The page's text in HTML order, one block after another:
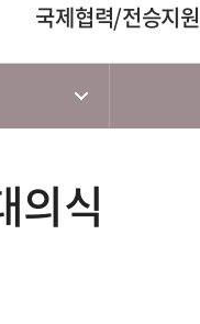
국제협력/전승지원
의식